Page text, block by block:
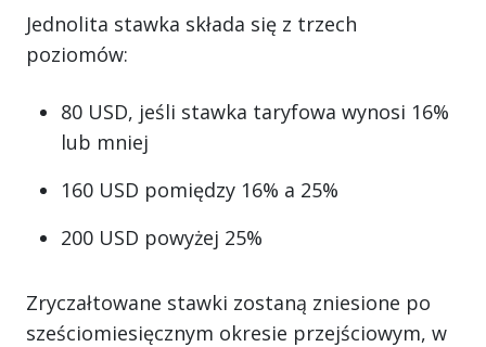
Jednolita stawka składa się z trzech
poziomów:
80 USD, jeśli stawka taryfowa wynosi 16%
lub mniej
160 USD pomiędzy 16% a 25%
200 USD powyżej 25%
Zryczałtowane stawki zostaną zniesione po
sześciomiesięcznym okresie przejściowym, w